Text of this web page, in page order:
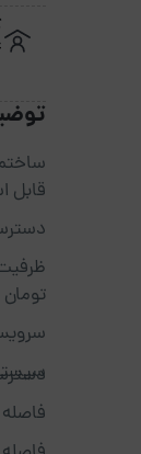
قابل
دسترسی
تومان
فاصله